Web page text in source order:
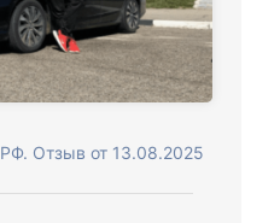
Отзыв от 13.08.2025